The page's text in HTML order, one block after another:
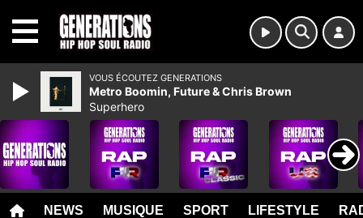
NEWS MUSIQUE SPORT LIFESTYLE
VOUS ÉCOUTEZ GENERATIONS
Metro Boomin, Future & Chris Brown
Superhero